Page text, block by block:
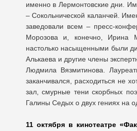
именно в Лермонтовские дни.
– Сокольнической каланчей.
заведовали всем – пресс-
Морозова и, конечно, Ирина
настолько насыщенными были
Алькаева и другие члены
Людмила Вязмитинова.
заканчивался, расходиться не
зал, смурные тени скорбных
Галины Седых о двух гениях на
11 октября в кинотеатре